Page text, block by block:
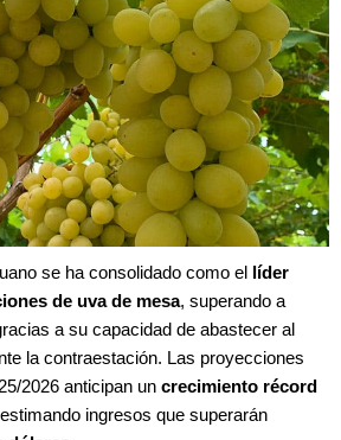
se ha consolidado como el
líder
de uva de mesa, superando a
a su capacidad de abastecer al
la contraestación. Las proyecciones
2026 anticipan un crecimiento récord
ingresos que superarán